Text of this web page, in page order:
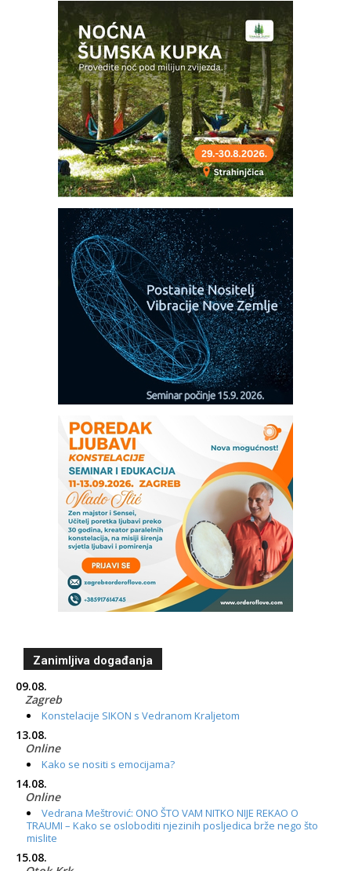
Zanimljiva događanja
09.08.
Zagreb
Konstelacije SIKON s Vedranom Kraljetom
13.08.
Online
Kako se nositi s emocijama?
14.08.
Online
Vedrana Meštrović: ONO ŠTO VAM NITKO NIJE REKAO O
TRAUMI – Kako se osloboditi njezinih posljedica brže nego što
mislite
15.08.